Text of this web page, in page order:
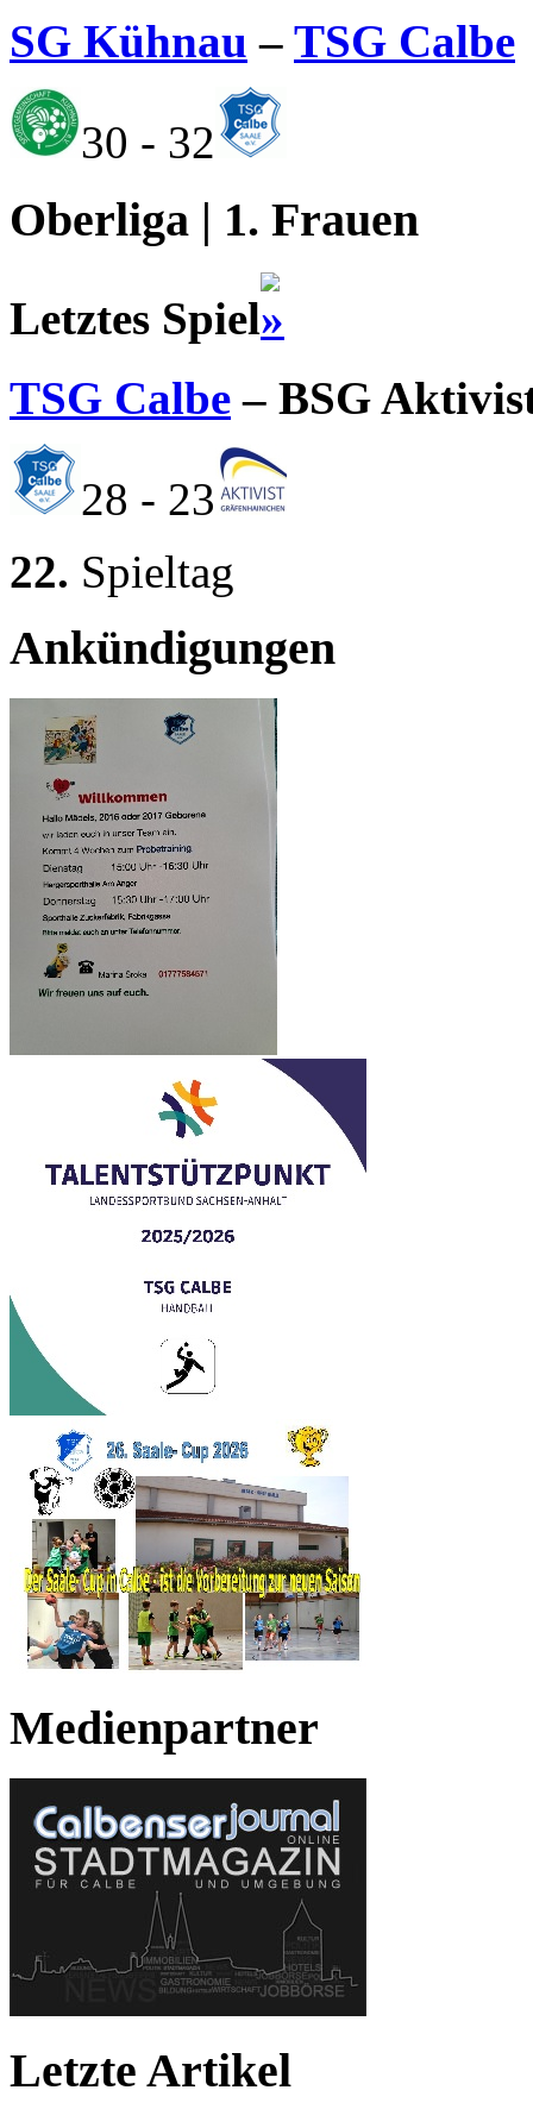
SG Kühnau – TSG Calbe
30 - 32
Oberliga | 1. Frauen
Letztes Spiel
TSG Calbe – BSG
28 - 23
22. Spieltag
Ankündigungen
Medienpartner
Letzte Artikel